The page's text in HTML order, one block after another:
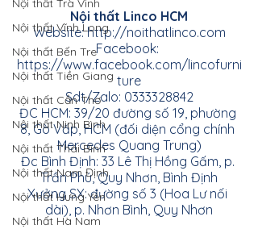
Nội thất Trà Vinh
Nội thất Vĩnh Long
Nội thất Bến Tre
Nội thất Tiền Giang
Nội thất Cần Thơ
Nội thất Ninh Bình
Nội thất Thái Bình
Nội thất Nam Định
Nội thất Hưng Yên
Nội thất Hà Nam
Nội thất Linco HCM
Website: http://noithatlinco.com
Facebook:
https://www.facebook.com/lincofurni
ture
Sdt/Zalo: 0333328842
ĐC HCM: 39/20 đường số 19, phường
8, Gò Vấp, HCM (đối diện cổng chính
Mercedes Quang Trung)
Đc Bình Định: 33 Lê Thị Hồng Gấm, p.
Trần Phú, Quy Nhơn, Bình Định
Xưởng SX: đường số 3 (Hoa Lư nối
dài), p. Nhơn Bình, Quy Nhơn